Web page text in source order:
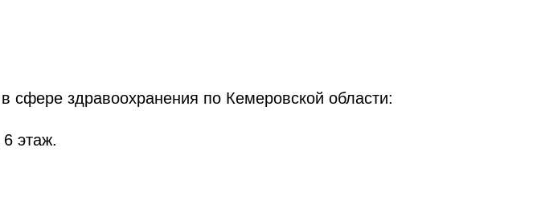
сфере здравоохранения по Кемеровской области:
этаж.